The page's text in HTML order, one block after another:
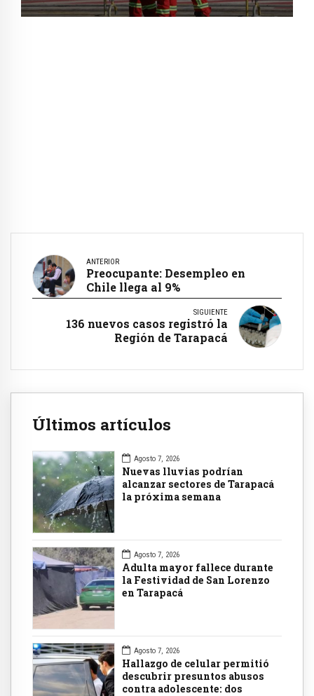
ANTERIOR
Preocupante: Desempleo en
Chile llega al 9%
SIGUIENTE
136 nuevos casos registró la
Región de Tarapacá
Últimos artículos
Agosto 7, 2026
Nuevas lluvias podrían
alcanzar sectores de Tarapacá
la próxima semana
Agosto 7, 2026
Adulta mayor fallece durante
la Festividad de San Lorenzo
en Tarapacá
Agosto 7, 2026
Hallazgo de celular permitió
descubrir presuntos abusos
contra adolescente: dos